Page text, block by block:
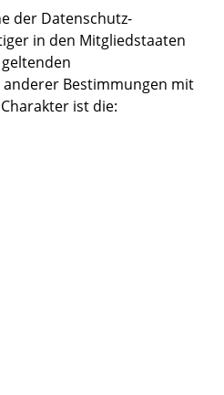
der Datenschutz-
in den Mitgliedstaaten
Bestimmungen mit
ist die: